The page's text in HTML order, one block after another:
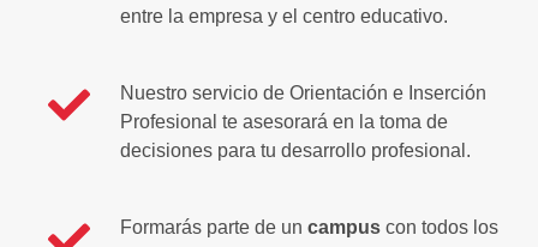
entre la empresa y el centro educativo.
Nuestro servicio de Orientación e Inserción
Profesional te asesorará en la toma de
decisiones para tu desarrollo profesional.
Formarás parte de un campus con todos los